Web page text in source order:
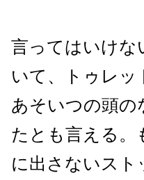
言ってはいけな
いて、トゥレッ
あそいつの頭
たとも言える。
に出さないス